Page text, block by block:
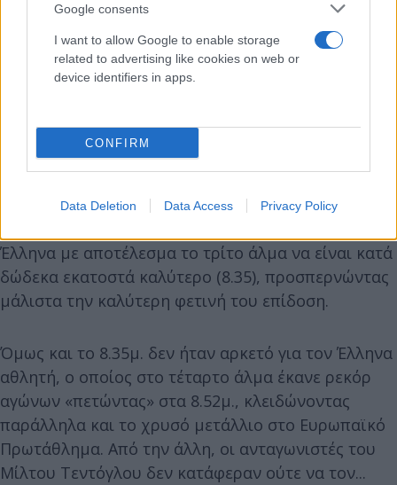
Google consents
I want to allow Google to enable storage
related to advertising like cookies on web or
device identifiers in apps.
CONFIRM
Data Deletion Data Access Privacy Policy
Έλληνα με αποτέλεσμα το τρίτο άλμα να είναι κατά
δώδεκα εκατοστά καλύτερο (8.35), προσπερνώντας
μάλιστα την καλύτερη φετινή του επίδοση.
Όμως και το 8.35μ. δεν ήταν αρκετό για τον Έλληνα
αθλητή, ο οποίος στο τέταρτο άλμα έκανε ρεκόρ
αγώνων «πετώντας» στα 8.52μ., κλειδώνοντας
παράλληλα και το χρυσό μετάλλιο στο Ευρωπαϊκό
Πρωτάθλημα. Από την άλλη, οι ανταγωνιστές του
Μίλτου Τεντόγλου δεν κατάφεραν ούτε να τον...